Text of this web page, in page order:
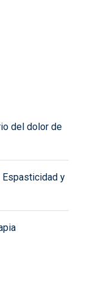
del dolor de
Espasticidad y